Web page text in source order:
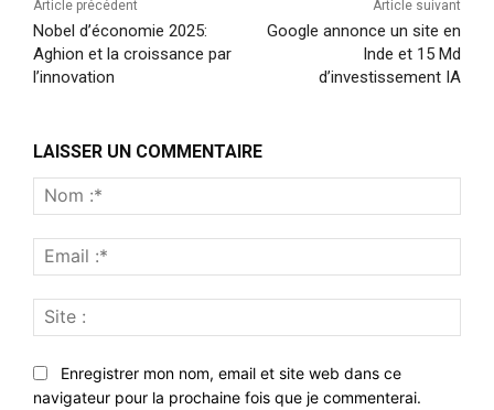
Article précédent
Nobel d’économie 2025:
Aghion et la croissance par
l’innovation
Article suivant
Google annonce un site en
Inde et 15 Md
d’investissement IA
LAISSER UN COMMENTAIRE
:*
:*
:
Enregistrer mon nom, email et site web dans ce
navigateur pour la prochaine fois que je commenterai.